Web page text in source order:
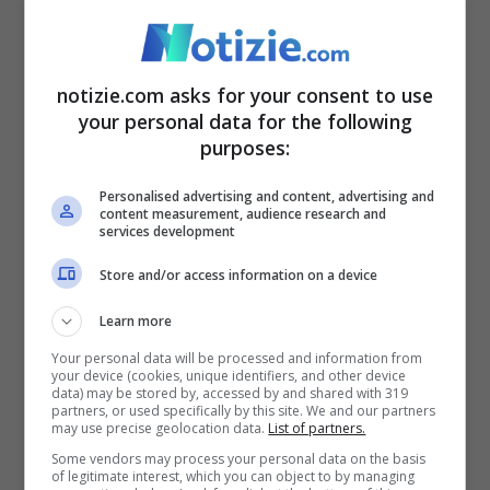
Sempre Conte in un’intervista a
Quotidianosi sofferma sulla situazione di
Bari ribadendo di “a ver avvisato Schlein
prima di parlare alla stampa. C’è stata una
interlocuzione con Decaro ed Emiliano per
arrivare ad una dichiarazione congiunta di
Laforgia e Leccese in cui si prendeva atto
che non c’erano le condizioni di andare
avanti insieme, ma purtroppo non abbiamo
trovato la disponibilità“.
notizie.com asks for your consent to use
your personal data for the following
purposes:
Personalised advertising and content, advertising and
content measurement, audience research and
services development
Store and/or access information on a device
Learn more
Your personal data will be processed and information from
your device (cookies, unique identifiers, and other device
data) may be stored by, accessed by and shared with 319
partners, or used specifically by this site. We and our partners
may use precise geolocation data. List of partners.
Some vendors may process your personal data on the basis
of legitimate interest, which you can object to by managing